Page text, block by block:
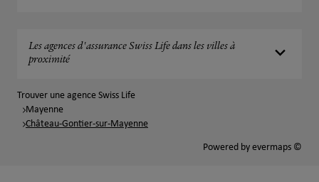
Les agences d'assurance Swiss Life dans les villes à
proximité
Trouver une agence Swiss Life
Mayenne
Château-Gontier-sur-Mayenne
Powered by evermaps ©